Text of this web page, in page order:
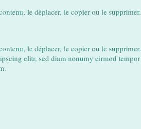
le déplacer, le copier ou le supprimer.
le déplacer, le copier ou le supprimer.
elitr, sed diam nonumy eirmod tempor